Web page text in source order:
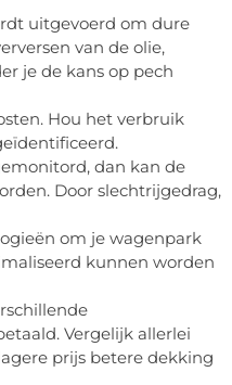
uitgevoerd om dure
van de olie,
je de kans op pech
Hou het verbruik
dan kan de
Door slechtrijgedrag,
om je wagenpark
kunnen worden
Vergelijk allerlei
prijs betere dekking